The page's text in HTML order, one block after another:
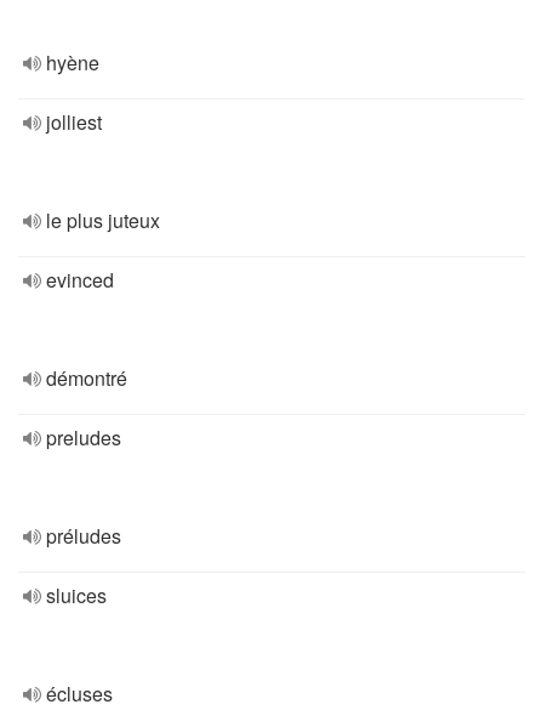
hyène
jolliest
le plus juteux
evinced
démontré
preludes
préludes
sluices
écluses